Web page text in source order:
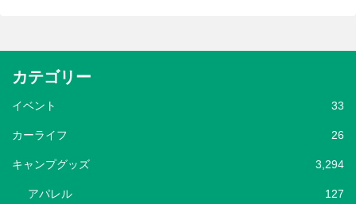
カテゴリー
イベント 33
カーライフ 26
キャンプグッズ 3,294
アパレル 127